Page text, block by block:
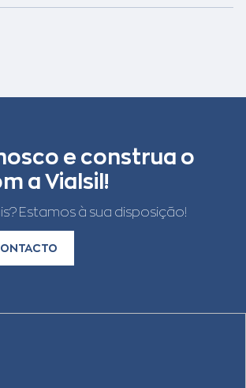
e construa o
a Vialsil!
Estamos à sua disposição!